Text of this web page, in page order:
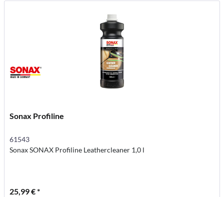
Sonax Profiline
61543
Sonax SONAX Profiline Leathercleaner 1,0 l
25,99 € *